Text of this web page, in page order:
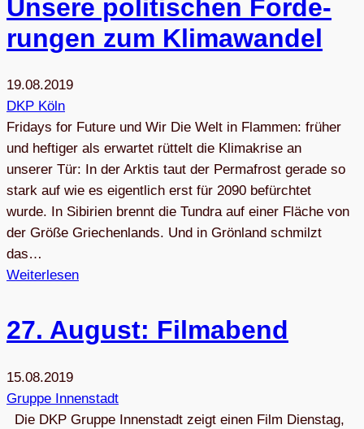
Unsere poli­ti­schen For­de­
run­gen zum Klimawandel
19.08.2019
DKP Köln
Fridays for Future und Wir Die Welt in Flammen: früher
und heftiger als erwartet rüttelt die Klimakrise an
unserer Tür: In der Arktis taut der Permafrost gerade so
stark auf wie es eigentlich erst für 2090 befürchtet
wurde. In Sibirien brennt die Tundra auf einer Fläche von
der Größe Griechenlands. Und in Grönland schmilzt
das…
Weiterlesen
27. August: Filmabend
15.08.2019
Gruppe Innenstadt
Die DKP Gruppe Innenstadt zeigt einen Film Dienstag,